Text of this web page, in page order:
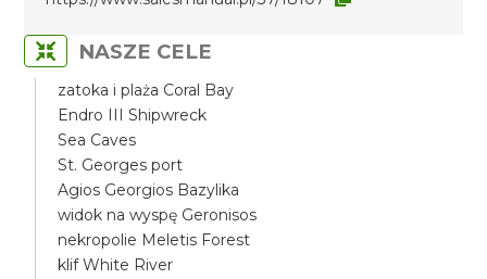
NASZE CELE
zatoka i plaża Coral Bay
Endro III Shipwreck
Sea Caves
St. Georges port
Agios Georgios Bazylika
widok na wyspę Geronisos
nekropolie Meletis Forest
klif White River